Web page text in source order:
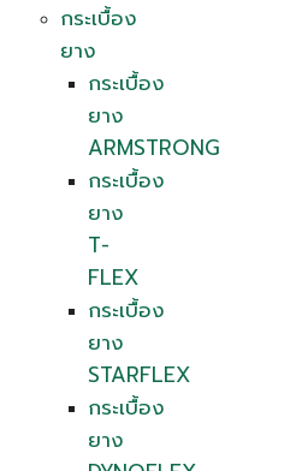
กระเบื้อง
ยาง
กระเบื้อง
ยาง
ARMSTRONG
กระเบื้อง
ยาง
T-
FLEX
กระเบื้อง
ยาง
STARFLEX
กระเบื้อง
ยาง